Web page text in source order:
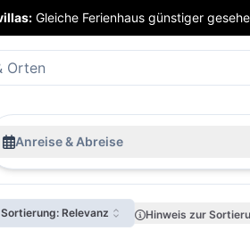
Gleiche Ferienhaus günstiger
Anreise & Abreise
Sortierung: Relevanz Hinweis zur